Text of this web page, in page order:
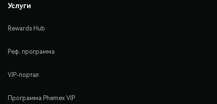
Услуги
Rewards Hub
Реф. программа
VIP-портал
Программа Phemex VIP